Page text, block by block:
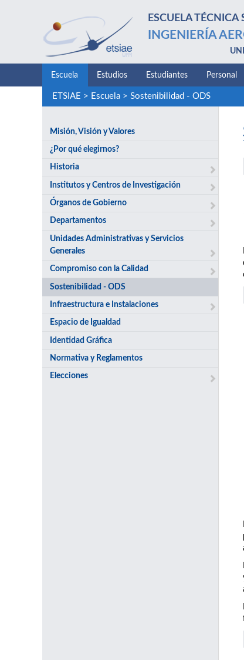
ESCUELA TÉCNICA
INGENIERÍA
Escuela Estudios Estudiantes Personal
ETSIAE > Escuela> Sostenibilidad - ODS
Misión, Visión y Valores
¿Por qué elegirnos?
Historia
Institutos y Centros de Investigación
Órganos de Gobierno
Departamentos
Unidades Administrativas y Servicios
Generales
Compromiso con la Calidad
Sostenibilidad - ODS
Infraestructura e Instalaciones
Espacio de Igualdad
Identidad Gráfica
Normativa y Reglamentos
Elecciones